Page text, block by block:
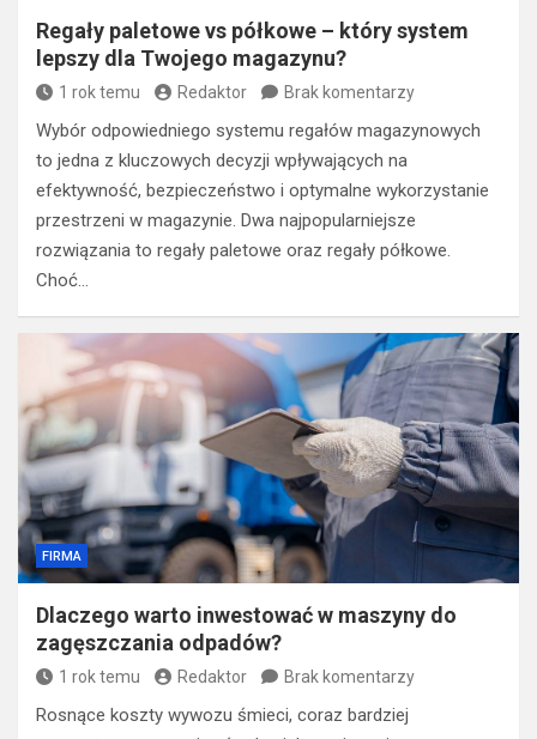
Regały paletowe vs półkowe – który system
lepszy dla Twojego magazynu?
1 rok temu Redaktor Brak komentarzy
Wybór odpowiedniego systemu regałów magazynowych
to jedna z kluczowych decyzji wpływających na
efektywność, bezpieczeństwo i optymalne wykorzystanie
przestrzeni w magazynie. Dwa najpopularniejsze
rozwiązania to regały paletowe oraz regały półkowe.
Choć…
FIRMA
Dlaczego warto inwestować w maszyny do
zagęszczania odpadów?
1 rok temu Redaktor Brak komentarzy
Rosnące koszty wywozu śmieci, coraz bardziej